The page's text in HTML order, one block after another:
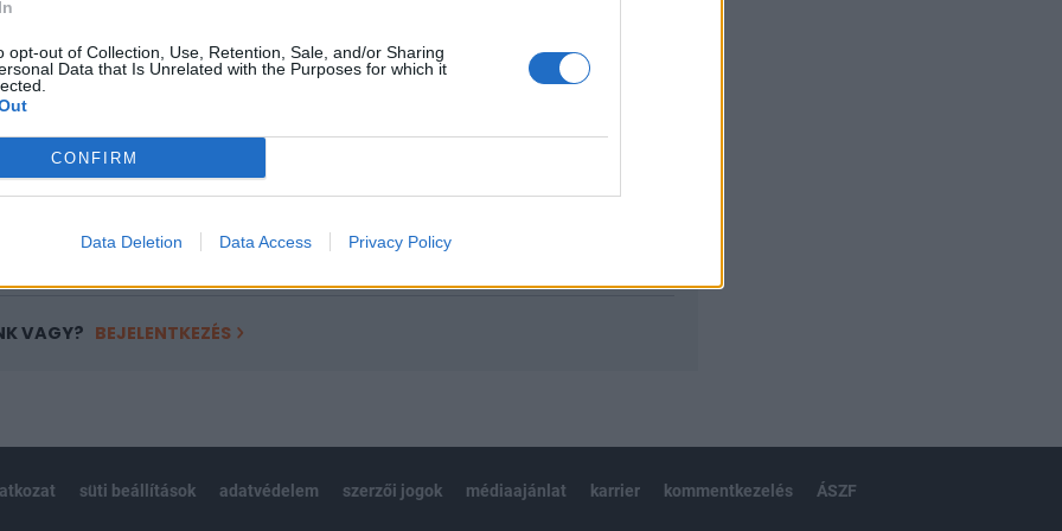
opt-out of Collection, Use, Retention, Sale, and/or Sharing
Data that Is Unrelated with the Purposes for which it
CONFIRM
Data Deletion Data Access Privacy Policy
tartalmazza:
elmúlt 2 év napon belüli
Előfizetés
VAGY? BEJELENTKEZÉS
süti beállítások adatvédelem szerzői jogok médiaajánlat karrier kommentkezelés ÁSZF